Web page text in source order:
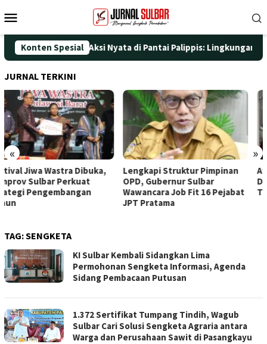
ke
Mobile
Konten Spesial
ke-25 dengan Aksi Nyata di Pantai Palippis: Lingkungan dan
JURNAL TERKINI
« »
Lengkapi Struktur Pimpinan
OPD, Gubernur Sulbar
Wawancara Job Fit 16 Pejabat
JPT Pratama
Awali Penghunian dengan
Doa, Wagub Sulbar Resmi
Tinggali Rujab Hasil Renovasi
TAG:SENGKETA
KI Sulbar Kembali Sidangkan Lima
Permohonan Sengketa Informasi, Agenda
Sidang Pembacaan Putusan
1.372 Sertifikat Tumpang Tindih, Wagub
Sulbar Cari Solusi Sengketa Agraria antara
Warga dan Perusahaan Sawit di Pasangkayu